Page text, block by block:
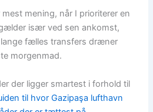
mening, når I prioriterer en
især ved sen ankomst,
fælles transfers dræner
morgenmad.
der ligger smartest i forhold til
til hvor Gazipaşa lufthavn